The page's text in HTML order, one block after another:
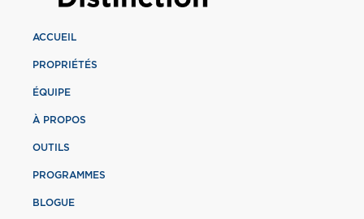
ACCUEIL
PROPRIÉTÉS
ÉQUIPE
À PROPOS
OUTILS
PROGRAMMES
BLOGUE